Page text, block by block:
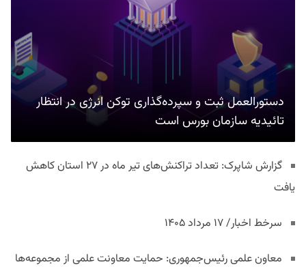
دستورالعمل ثبت و سپرده‌گذاری توکن انرژی در انتظار
تائیدیه سازمان بورس است
گزارش شاپرک: تعداد تراکنش‌های تیر ماه در ۲۷ استان‌ کاهش
یافت
سرخط اخبار/ ۱۷ مرداد ۱۴۰۵
معاون علمی رئیس‌جمهوری: حمایت معاونت علمی از مجموعه‌ها